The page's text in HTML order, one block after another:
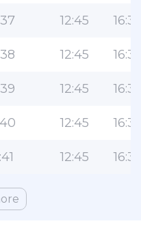
12:45
12:45
12:45
12:45
12:45
ve en doğru